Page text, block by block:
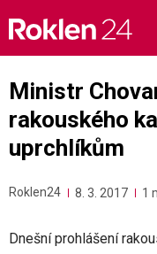
content
Ministr
rakouského
uprchlíkům
Roklen24 8. 3. 2017 1
Dnešní prohlášení